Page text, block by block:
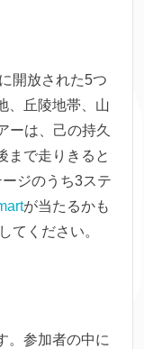
開放された5つ
、丘陵地帯、山
ーは、己の持久
まで走りきると
ジのうち3ステ
が当たるかも
てください。
。参加者の中に